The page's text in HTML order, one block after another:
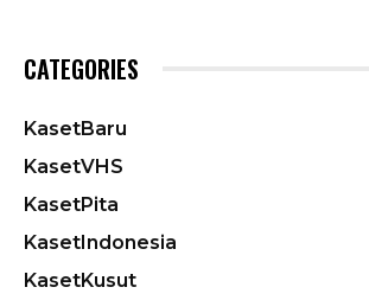
CATEGORIES
KasetBaru
KasetVHS
KasetPita
KasetIndonesia
KasetKusut